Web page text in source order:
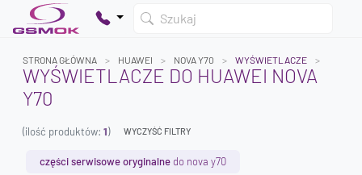
Szukaj
Dodaj produkty, aby kontynuować.
STRONA GŁÓWNA HUAWEI NOVA Y70 WYŚWIETLACZE
WYŚWIETLACZE DO HUAWEI NOVA
Y70
(ilość produktów: 1) WYCZYŚĆ FILTRY
części serwisowe oryginalne do nova y70